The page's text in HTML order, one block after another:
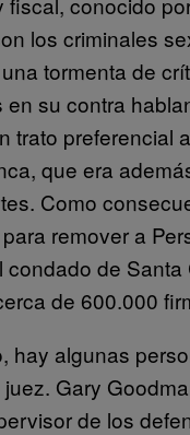
los criminales
tormenta de
en su contra
trato preferencial
que era
Como
remover a
condado de Santa
de 600.000
hay algunas
Gary
de los